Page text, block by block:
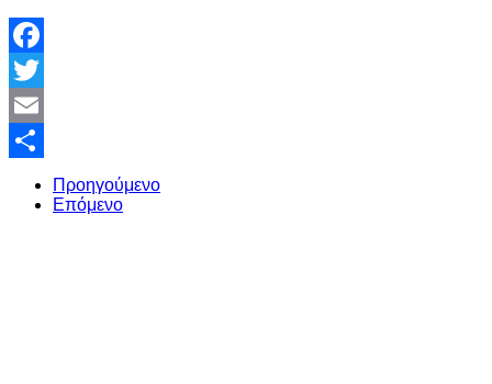
Facebook
Twitter
Email
Share
Προηγούμενο
Επόμενο